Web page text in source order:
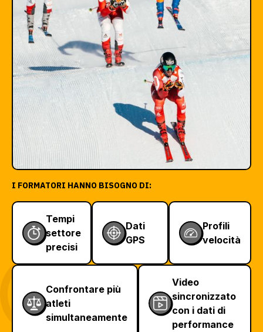
I FORMATORI HANNO BISOGNO DI:
Tempi
settore
precisi
Dati
GPS
Profili
velocità
Confrontare più
atleti
simultaneamente
Video
sincronizzato
con i dati di
performance